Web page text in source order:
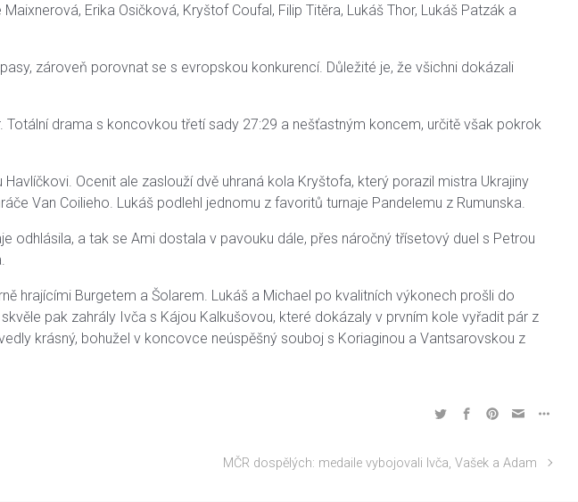
Erika Osičková, Kryštof Coufal, Filip Titěra, Lukáš Thor, Lukáš Patzák a
zároveň porovnat se s evropskou konkurencí. Důležité je, že všichni dokázali
drama s koncovkou třetí sady 27:29 a nešťastným koncem, určitě však pokrok
Ocenit ale zaslouží dvě uhraná kola Kryštofa, který porazil mistra Ukrajiny
Van Coilieho. Lukáš podlehl jednomu z favoritů turnaje Pandelemu z Rumunska.
odhlásila, a tak se Ami dostala v pavouku dále, přes náročný třísetový duel s Petrou
hrajícími Burgetem a Šolarem. Lukáš a Michael po kvalitních výkonech prošli do
pak zahrály Ivča s Kájou Kalkušovou, které dokázaly v prvním kole vyřadit pár z
krásný, bohužel v koncovce neúspěšný souboj s Koriaginou a Vantsarovskou z
MČR dospělých: medaile vybojovali Ivča, Vašek a Adam